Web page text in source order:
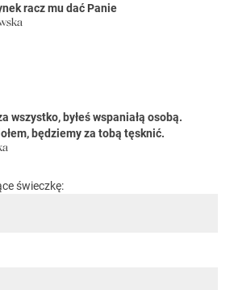
racz mu dać Panie
wszystko, byłeś wspaniałą osobą.
będziemy za tobą tęsknić.
świeczkę: